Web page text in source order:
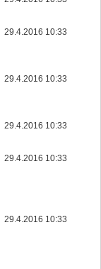
29.4.2016 10:33
29.4.2016 10:33
29.4.2016 10:33
29.4.2016 10:33
29.4.2016 10:33